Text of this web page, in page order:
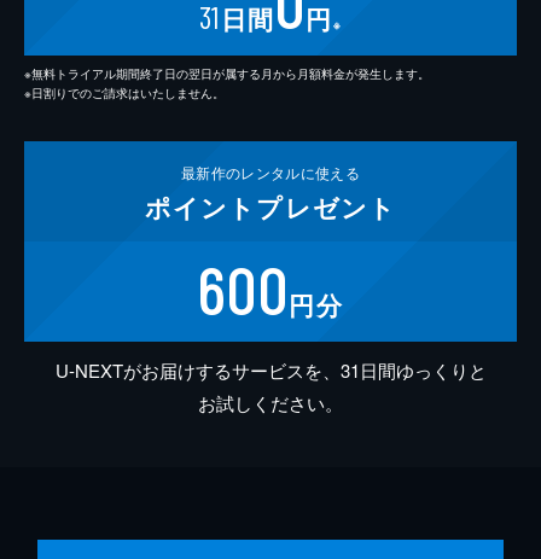
31 日間 円 ※
※無料トライアル期間終了日の翌日が属する月から月額料金が発生します。
※日割りでのご請求はいたしません。
最新作のレンタルに使える
ポイント プレゼント
600円分
U-NEXTがお届けするサービスを、31日間ゆっくりと
お試しください。